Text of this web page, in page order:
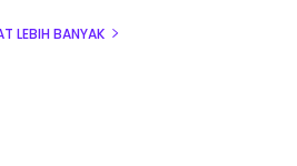
LEBIH BANYAK